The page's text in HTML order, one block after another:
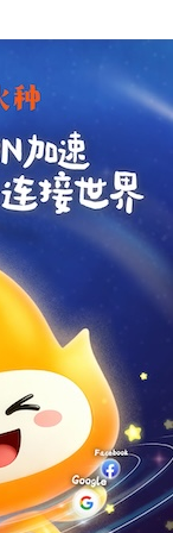
支持 [0] 反对[0]
支持[0] 反对
支持[0] 反对[0]